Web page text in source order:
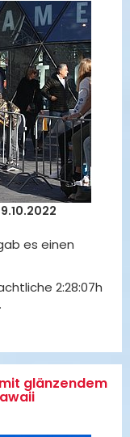
es einen
2:28:07h
glänzendem